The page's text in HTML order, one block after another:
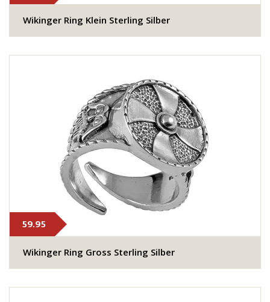
Wikinger Ring Klein Sterling Silber
59.95
Wikinger Ring Gross Sterling Silber